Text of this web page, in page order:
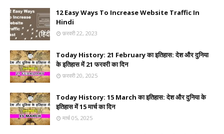
12 Easy Ways To Increase Website Traffic In
Hindi
फ़रवरी 22, 2023
Today History: 21 February का इतिहास: देश और दुनिया
के इतिहास में 21 फरवरी का दिन
फ़रवरी 20, 2025
Today History: 15 March का इतिहास: देश और दुनिया के
इतिहास में 15 मार्च का दिन
मार्च 05, 2025